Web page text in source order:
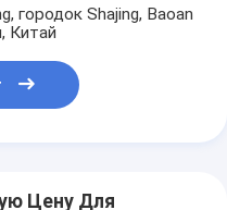
городок Shajing, Baoan
Китай
Цену Для